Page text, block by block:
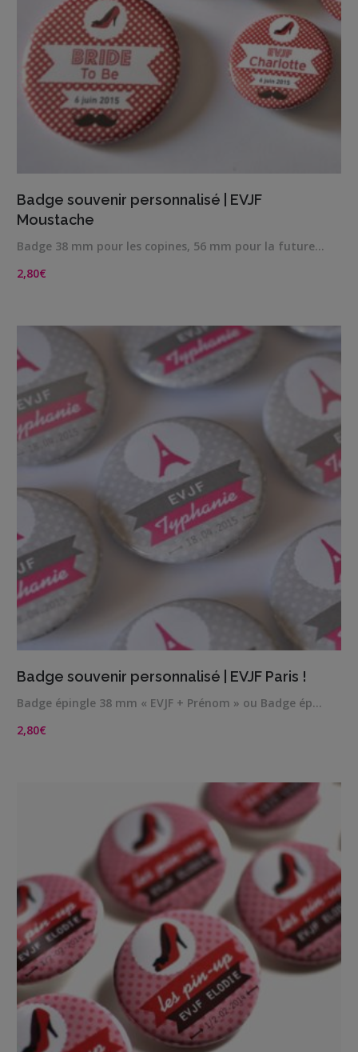
Badge souvenir personnalisé | EVJF
Moustache
Badge 38 mm pour les copines, 56 mm pour la future…
2,80€
Badge souvenir personnalisé | EVJF Paris !
Badge épingle 38 mm « EVJF + Prénom » ou Badge ép…
2,80€